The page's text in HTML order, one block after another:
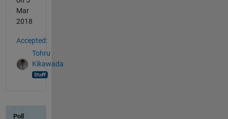
Mar
2018
Accepted:
Tohru
Kikawada